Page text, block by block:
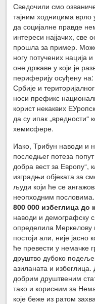
Сведочили смо
тајним ходницима врло
да социјалне правде
интереси најјачих, све
прошла за пример.
ногу потучених нација
оне државе у који је
периферију осуђену на:
Србије и
носи префикс
корист некаквих
да су ипак „вредности“
хемисфере.
Иако, Трибун наводи и
последњег потеза
добра вест за Европу“,
изградњи објеката за
људи који ће се
неопходним
800 000 избеглица до
наводи и демографску
определила Меркелову
постоји али, није јасно
ће превести у немачке
друштво дубоко
азиланата и
добрим друштвеним
тако и корисним за
које беже из ратом